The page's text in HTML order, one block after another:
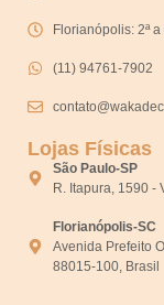
Florianópolis: 2ª
(11) 94761-7902
Lojas Físicas
São Paulo-SP
R. Itapura, 1590 -
Florianópolis-SC
Avenida Prefeito
88015-100, Brasil